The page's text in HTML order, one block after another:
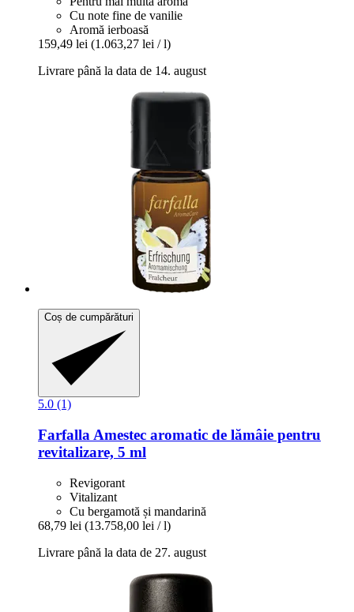
Cu note fine de vanilie
Aromă ierboasă
159,49 lei (1.063,27 lei / l)
Livrare până la data de 14. august
Coș de cumpărături
5.0 (1)
Farfalla Amestec aromatic de lămâie pentru
revitalizare, 5 ml
Revigorant
Vitalizant
Cu bergamotă și mandarină
68,79 lei (13.758,00 lei / l)
Livrare până la data de 27. august